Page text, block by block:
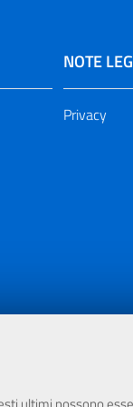
NOTE
Privacy
2006 Misura 6.05